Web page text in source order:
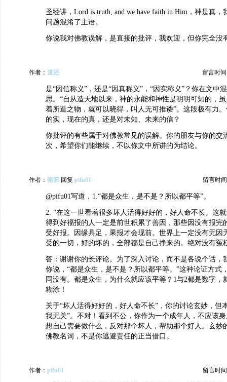
圣经讲，Lord is truth, and we have faith in Him，神是真，
问题混淆了主语。
你说我对佛教误解，是直接的批评，我欢迎，但你完全没
作者： 道还 留言时间
是“因信称义”，还是“因真称义”，“因实称义”？你在文中
思。“自从造天地以来，神的永能和神性是明明可知的，
着所造之物，就可以晓得，叫人无可推诿”。这段极有力
的实，现在的真，还是对未知、未来的信？
你批评的有些属于对佛教常见的误解。你的朋友与你的交
次，希望你们能继续，不以你文中所讲的为结论。
作者： 骆驼 回复 pifu01 留言时
@pifu01写道，1.“都是众生，是不是？所以都平等”。
2. “在这一世看着很多坏人活得好好的，好人命不长。这
得到好福报的人一定是前世积累了善因，那些因没有报完
受好报。因缘具足，果报才会现前。世界上一定没有无因
受的一切，好的坏的，全部都是自己挣来的。绝对没有冤
答：谢谢你的长评论。为了深入讨论，而不是各说个话，
你说，“都是众生，是不是？所以都平等。”这种论证方式
同没有。都是众生，为什么就应该平等？1与2都是数字，
糊涂！
关于“坏人活得好好的，好人命不长”，你的讨论玄妙，但
我无关”。不对！看到不公，你作为一个成年人，不应该
想自己需要做什么，反对那个坏人，帮助那个好人。玄妙
佛教名词，不是你逃避责任的正当借口。
作者： pifu01 留言时